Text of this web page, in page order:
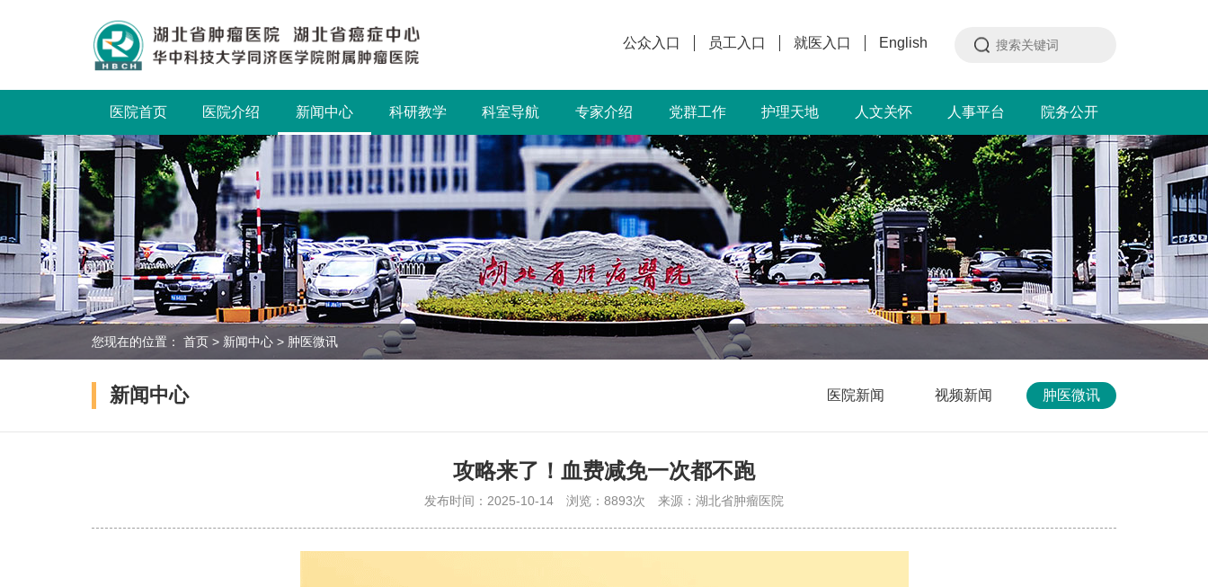
公众入口 员工入口 就医入口 English
医院首页 医院介绍 新闻中心 科研教学 科室导航 专家介绍 党群工作 护理天地 人文关怀 人事平台 院务公开
您现在的位置： 首页 > 新闻中心 > 肿医微讯
新闻中心 医院新闻 视频新闻 肿医微讯
攻略来了！血费减免一次都不跑
发布时间：2025-10-14 浏览：8893次 来源：湖北省肿瘤医院